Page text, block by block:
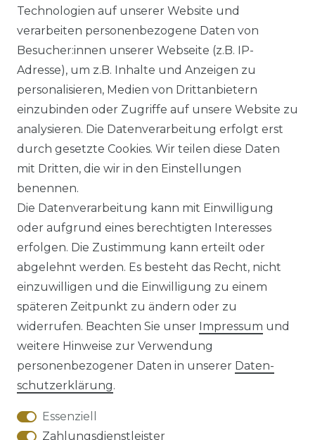
Ähnlicher Artikel
Authentic klein - Herren Sport
und Freizeit Hose aus
Baumwollmischung in
verschiedenen Farben (53022)
ab 54,95 € *
Impressum Daten­schutz­erklärung
AGB Barrierefreiheitserklärung
Technologien auf unserer Website und
verarbeiten personenbezogene Daten von
Besucher:innen unserer Webseite (z.B. IP-
Adresse), um z.B. Inhalte und Anzeigen zu
personalisieren, Medien von Drittanbietern
einzubinden oder Zugriffe auf unsere Website zu
analysieren. Die Datenverarbeitung erfolgt erst
durch gesetzte Cookies. Wir teilen diese Daten
mit Dritten, die wir in den Einstellungen
benennen.
Die Datenverarbeitung kann mit Einwilligung
oder aufgrund eines berechtigten Interesses
erfolgen. Die Zustimmung kann erteilt oder
abgelehnt werden. Es besteht das Recht, nicht
einzuwilligen und die Einwilligung zu einem
späteren Zeitpunkt zu ändern oder zu
widerrufen. Beachten Sie unser Impressum und
weitere Hinweise zur Verwendung
personenbezogener Daten in unserer Daten­
schutz­erklärung.
Essenziell
Zahlungsdienstleister